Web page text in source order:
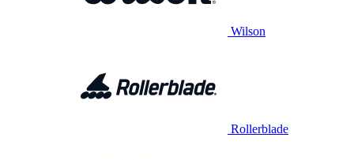
Wilson
Rollerblade